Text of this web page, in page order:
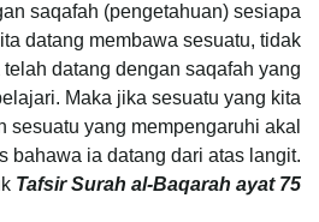
saqafah (pengetahuan) sesiapa
datang membawa sesuatu, tidak
datang dengan saqafah yang
Maka jika sesuatu yang kita
sesuatu yang mempengaruhi akal
bahawa ia datang dari atas langit.
Tafsir Surah al-Baqarah ayat 75.